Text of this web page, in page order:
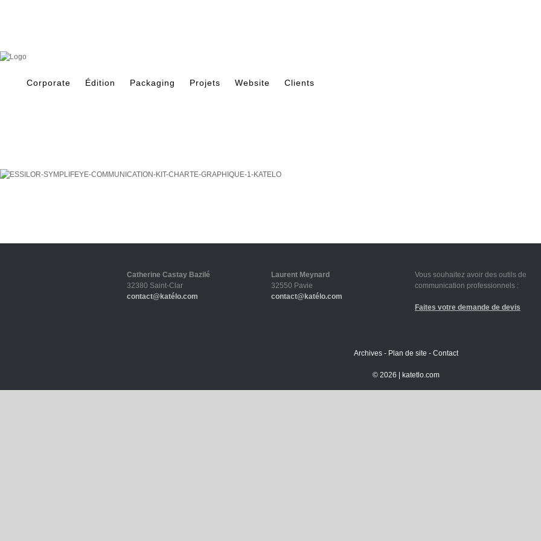
Corporate Édition Packaging Projets Website Clients
Catherine Castay Bazilé
32380 Saint-Clar
contact@katélo.com
Laurent Meynard
32550 Pavie
contact@katélo.com
Vous souhaitez avoir des outils de
communication professionnels :
Faites votre demande de devis
Archives- Plan de site - Contact
© 2026 | katetlo.com